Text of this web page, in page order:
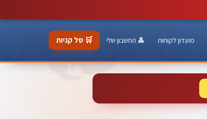
מועדון לקוחות 👤 החשבון שלי 🛒 סל קניות